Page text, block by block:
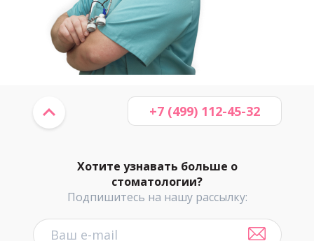
Хотите узнавать больше о
стоматологии?
Подпишитесь на нашу рассылку:
+7 (499) 112-45-32